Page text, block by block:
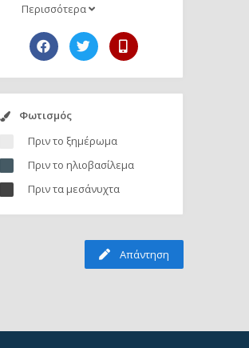
Περισσότερα
Φωτισμός
Πριν το ξημέρωμα
Πριν το ηλιοβασίλεμα
Πριν τα μεσάνυχτα
Απάντηση